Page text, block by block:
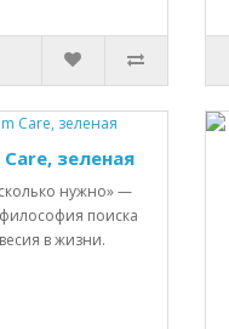
зеленая
нужно» —
поиска
в жизни.